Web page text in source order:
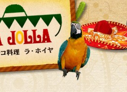
メキシカン「ラ・
お知らせ